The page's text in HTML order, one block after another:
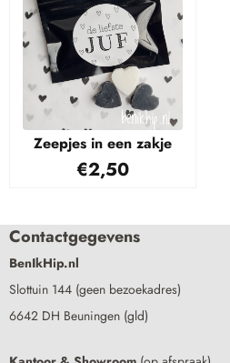
Zeepjes in een zakje
€2,50
Contactgegevens
BenIkHip.nl
Slottuin 144 (geen bezoekadres)
6642 DH Beuningen (gld)